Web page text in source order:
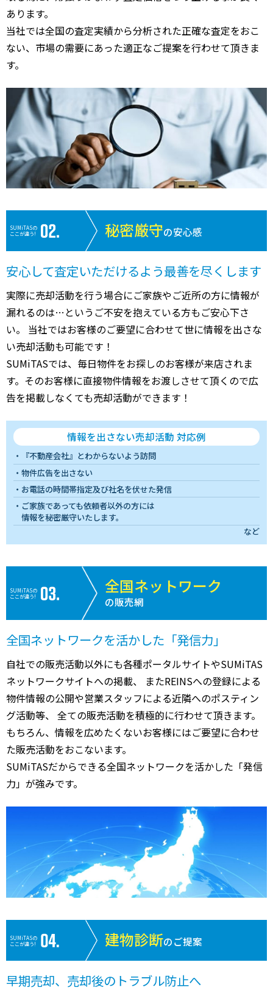
あります。
当社では全国の査定実績から分析された正確な査定をおこ
ない、市場の需要にあった適正なご提案を行わせて頂きま
す。
SUMiTASの
ここが違う!
秘密厳守の安心感
安心して査定いただけるよう最善を尽くします
実際に売却活動を行う場合にご家族やご近所の方に情報が
漏れるのは…というご不安を抱えている方もご安心下さ
い。 当社ではお客様のご要望に合わせて世に情報を出さな
い売却活動も可能です！
SUMiTASでは、毎日物件をお探しのお客様が来店されま
す。そのお客様に直接物件情報をお渡しさせて頂くので広
告を掲載しなくても売却活動ができます！
情報を出さない売却活動 対応例
『不動産会社』とわからないよう訪問
物件広告を出さない
お電話の時間帯指定及び社名を伏せた発信
ご家族であっても依頼者以外の方には
情報を秘密厳守いたします。
など
SUMiTASの
ここが違う!
全国ネットワーク
の販売網
全国ネットワークを活かした「発信力」
自社での販売活動以外にも各種ポータルサイトやSUMiTAS
ネットワークサイトへの掲載、 またREINSへの登録による
物件情報の公開や営業スタッフによる近隣へのポスティン
グ活動等、 全ての販売活動を積極的に行わせて頂きます。
もちろん、情報を広めたくないお客様にはご要望に合わせ
た販売活動をおこないます。
SUMiTASだからできる全国ネットワークを活かした「発信
力」が強みです。
SUMiTASの
ここが違う!
建物診断のご提案
早期売却、売却後のトラブル防止へ